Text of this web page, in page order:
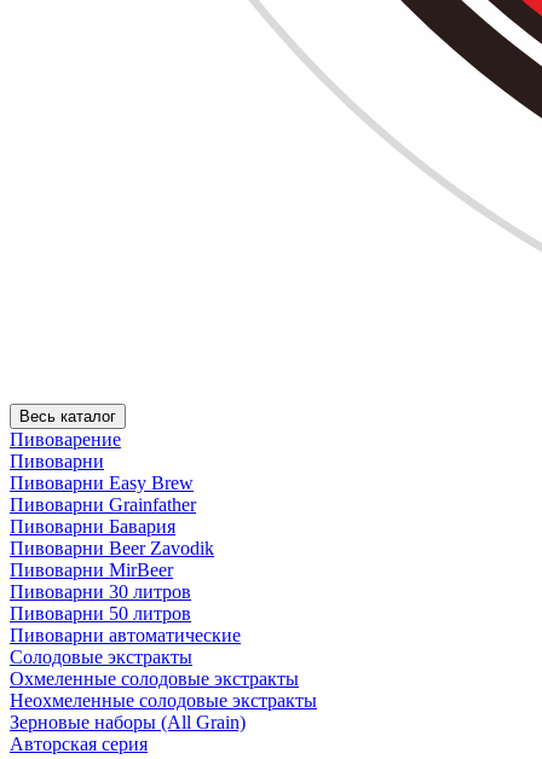
Весь каталог
Пивоварение
Пивоварни
Пивоварни Easy Brew
Пивоварни Grainfather
Пивоварни Бавария
Пивоварни Beer Zavodik
Пивоварни MirBeer
Пивоварни 30 литров
Пивоварни 50 литров
Пивоварни автоматические
Солодовые экстракты
Охмеленные солодовые экстракты
Неохмеленные солодовые экстракты
Зерновые наборы (All Grain)
Авторская серия